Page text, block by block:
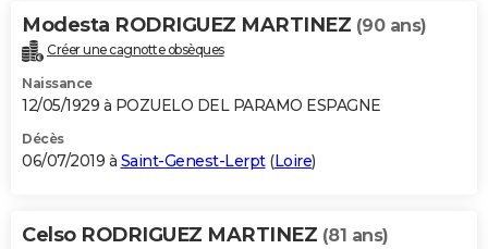
Modesta RODRIGUEZ MARTINEZ (90 ans)
Créer une cagnotte obsèques
Naissance
12/05/1929 à POZUELO DEL PARAMO ESPAGNE
Décès
06/07/2019 à Saint-Genest-Lerpt(Loire)
Celso RODRIGUEZ MARTINEZ (81 ans)